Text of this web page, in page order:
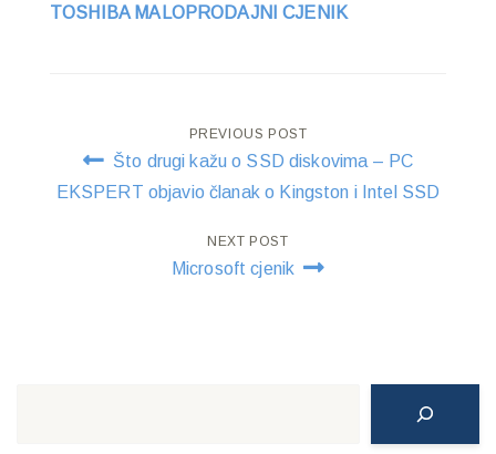
TOSHIBA MALOPRODAJNI CJENIK
Post
navigation
PREVIOUS POST
Što drugi kažu o SSD diskovima – PC
EKSPERT objavio članak o Kingston i Intel SSD
NEXT POST
Microsoft cjenik